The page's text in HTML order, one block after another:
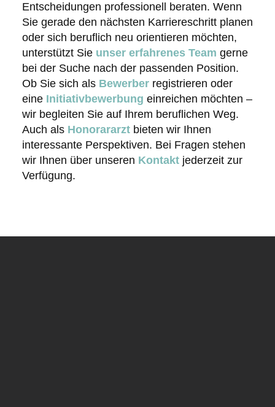
Entscheidungen professionell beraten. Wenn
Sie gerade den nächsten Karriereschritt planen
oder sich beruflich neu orientieren möchten,
unterstützt Sie unser erfahrenes Team gerne
bei der Suche nach der passenden Position.
Ob Sie sich als Bewerberregistrieren oder
eine Initiativbewerbung einreichen möchten –
wir begleiten Sie auf Ihrem beruflichen Weg.
Auch als Honorararztbieten wir Ihnen
interessante Perspektiven. Bei Fragen stehen
wir Ihnen über unseren Kontaktjederzeit zur
Verfügung.